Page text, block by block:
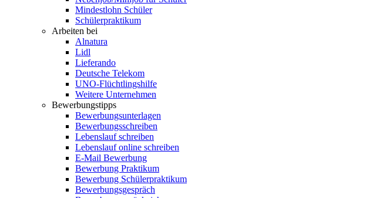
Mindestlohn Schüler
Schülerpraktikum
Arbeiten bei
Alnatura
Lidl
Lieferando
Deutsche Telekom
UNO-Flüchtlingshilfe
Weitere Unternehmen
Bewerbungstipps
Bewerbungsunterlagen
Bewerbungsschreiben
Lebenslauf schreiben
Lebenslauf online schreiben
E-Mail Bewerbung
Bewerbung Praktikum
Bewerbung Schülerpraktikum
Bewerbungsgespräch